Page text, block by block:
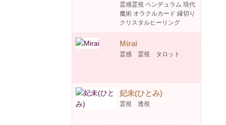
霊感霊視 ペンデュラム 現代
魔術 オラクルカード 縁切り
クリスタルヒーリング
Mirai
霊感 霊視 タロット
妃未(ひとみ)
霊視 透視